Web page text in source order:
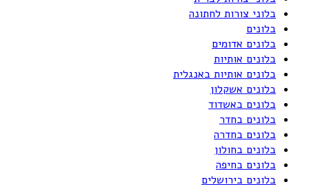
בלוני צורות לחתונה
בלונים
בלונים אדומים
בלונים אותיות
בלונים אותיות באנגלית
בלונים אשקלון
בלונים באשדוד
בלונים בחדר
בלונים בחדרה
בלונים בחולון
בלונים בחיפה
בלונים בירושלים